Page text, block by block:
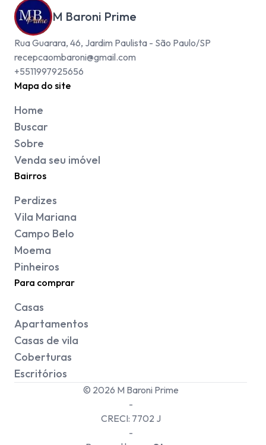
M Baroni Prime
Rua Guarara, 46, Jardim Paulista - São Paulo/SP
recepcaombaroni@gmail.com
+5511997925656
Mapa do site
Home
Buscar
Sobre
Venda seu imóvel
Bairros
Perdizes
Vila Mariana
Campo Belo
Moema
Pinheiros
Para comprar
Casas
Apartamentos
Casas de vila
Coberturas
Escritórios
© 2026 M Baroni Prime
-
CRECI: 7702 J
-